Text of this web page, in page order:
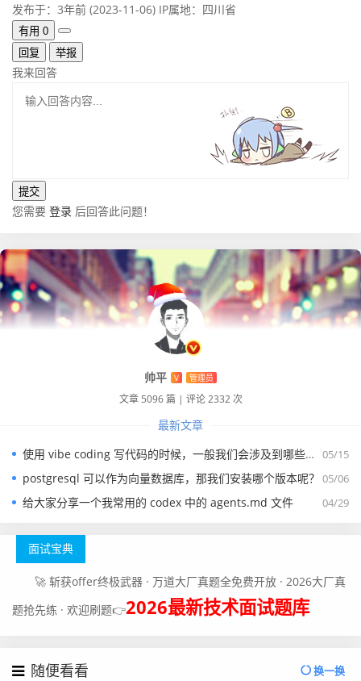
发布于：3年前 (2023-11-06) IP属地：四川省
有用 0
回复
举报
我来回答
您需要 登录 后回答此问题！
帅平 V 管理员
文章 5096 篇 | 评论 2332 次
最新文章
05/15
使用 vibe coding 写代码的时候，一般我们会涉及到哪些提示词？
05/06
postgresql 可以作为向量数据库，那我们安装哪个版本呢？
04/29
给大家分享一个我常用的 codex 中的 agents.md 文件
面试宝典
🚀 斩获offer终极武器 · 万道大厂真题全免费开放 · 2026大厂真
题抢先练 · 欢迎刷题👉2026最新技术面试题库
随便看看 换一换